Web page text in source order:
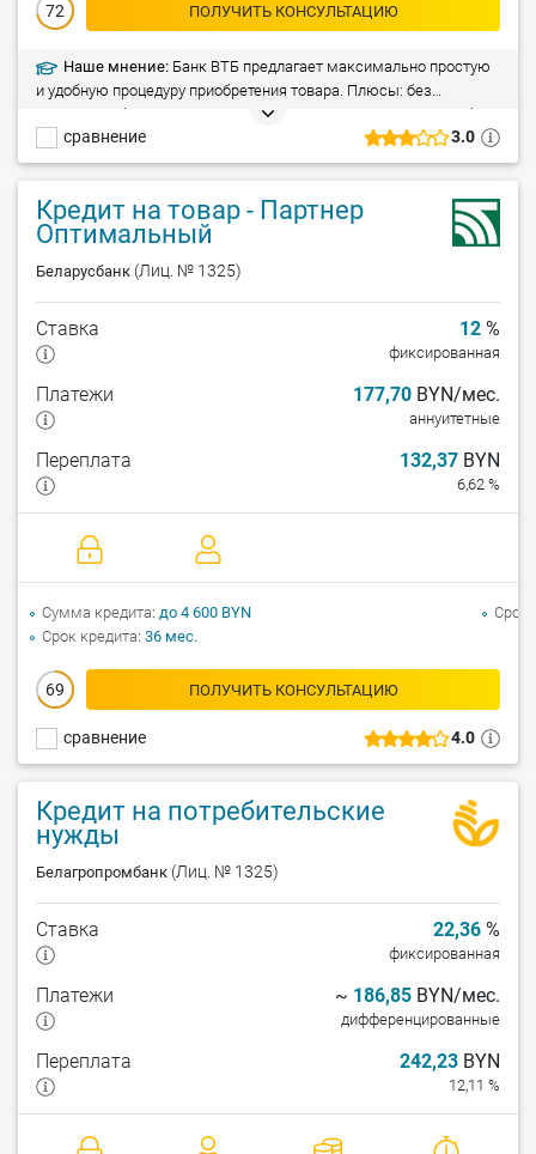
3.0
сравнение
72 ПОЛУЧИТЬ КОНСУЛЬТАЦИЮ
Наше мнение: Банк ВТБ предлагает максимально простую
и удобную процедуру приобретения товара. Плюсы: без
посещения банка, кредитование до 100% стоимости товара, без
дополнительных комиссий, без справок и поручителей,
досрочный возврат – без штрафа. Минусы: кредит
партнерах.
Кредит на товар - Партнер
Оптимальный
Беларусбанк (Лиц. № 1325)
4.0
сравнение
Ставка 12 %
фиксированная
Платежи 177,70 BYN/мес.
аннуитетные
Переплата 132,37 BYN
6,62 %
69 ПОЛУЧИТЬ КОНСУЛЬТАЦИЮ
Сумма кредита до 4 600 BYN
Срок кредита 36 мес.
Срок
Кредит на потребительские
нужды
Белагропромбанк (Лиц. № 1325)
Ставка 22,36 %
фиксированная
Платежи ~ 186,85 BYN/мес.
дифференцированные
Переплата 242,23 BYN
12,11 %